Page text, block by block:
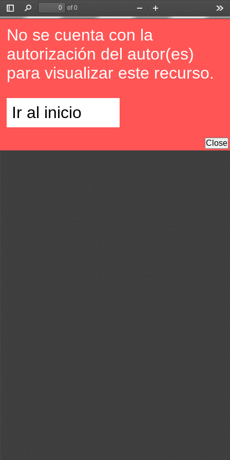
Toggle
Sidebar
Find
of 0
Zoom
Out
In
No se cuenta con la
autorización del autor(es)
para visualizar este recurso.
Ir al inicio
Close